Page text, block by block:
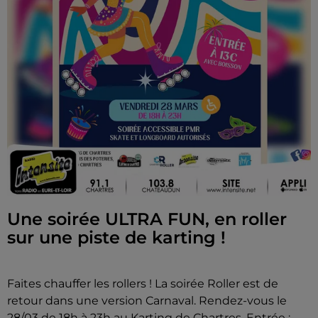
Une soirée ULTRA FUN, en roller
sur une piste de karting !
Faites chauffer les rollers ! La soirée Roller est de
retour dans une version Carnaval. Rendez-vous le